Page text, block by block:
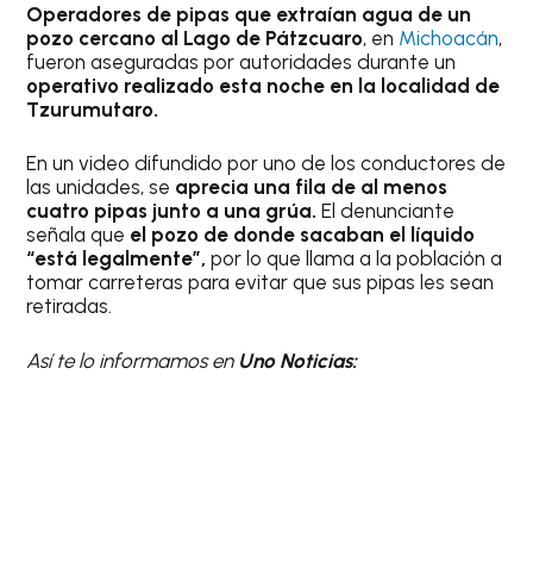
Operadores de pipas que extraían agua de un
pozo cercano al Lago de Pátzcuaro, en Michoacán,
fueron aseguradas por autoridades durante un
operativo realizado esta noche en la localidad de
Tzurumutaro.
En un video difundido por uno de los conductores de
las unidades, se aprecia una fila de al menos
cuatro pipas junto a una grúa. El denunciante
señala que el pozo de donde sacaban el líquido
“está legalmente”, por lo que llama a la población a
tomar carreteras para evitar que sus pipas les sean
retiradas.
Así te lo informamos enUno Noticias: